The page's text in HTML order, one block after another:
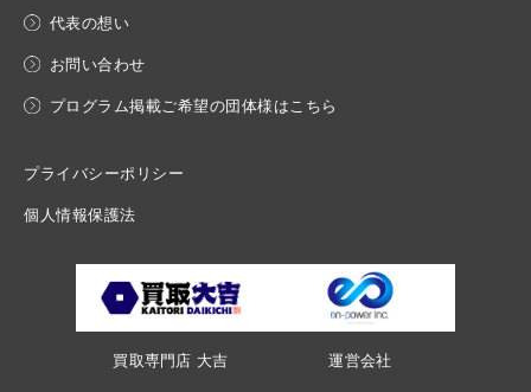
代表の想い
お問い合わせ
プログラム掲載ご希望の団体様はこちら
プライバシーポリシー
個人情報保護法
買取専門店 大吉 運営会社